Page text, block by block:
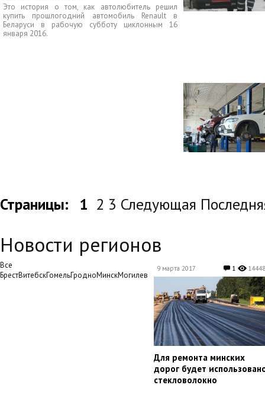
Это история о том, как автолюбитель решил
купить прошлогодний автомобиль Renault в
Беларуси в рабочую субботу циклонным 16
января 2016.
Страницы: 1 2 3 Следующая
Новости регионов
Все
БрестВитебскГомельГродноМинскМогилев
9 марта 2017 1 14448
​Для ремонта минских
дорог будет
стекловолокно